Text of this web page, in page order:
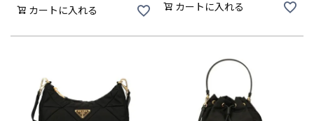
カートに入れる カートに入れる